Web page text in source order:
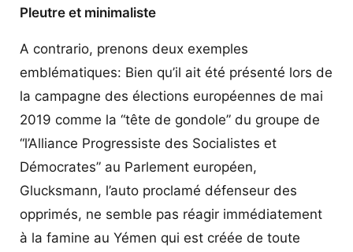
Pleutre et minimaliste
A contrario, prenons deux exemples
emblématiques: Bien qu’il ait été présenté lors de
la campagne des élections européennes de mai
2019 comme la “tête de gondole” du groupe de
“l’Alliance Progressiste des Socialistes et
Démocrates” au Parlement européen,
Glucksmann, l’auto proclamé défenseur des
opprimés, ne semble pas réagir immédiatement
à la famine au Yémen qui est créée de toute